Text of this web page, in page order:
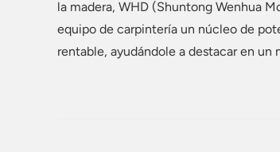
la madera, WHD (Shuntong Wenhua
equipo de carpintería un núcleo de
rentable, ayudándole a destacar en